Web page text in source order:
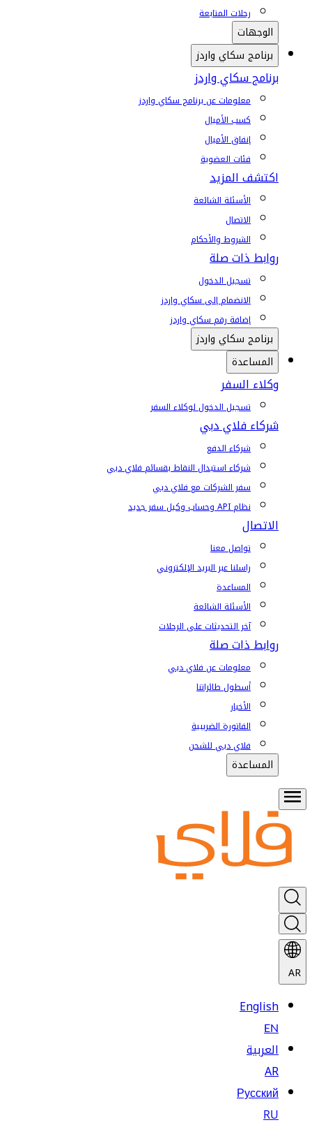
رحلات المتابعة
الوجهات
برنامج سكاي واردز
برنامج سكاي واردز
معلومات عن برنامج سكاي واردز
كسب الأميال
إنفاق الأميال
فئات العضوية
اكتشف المزيد
الأسئلة الشائعة
الاتصال
الشروط والأحكام
روابط ذات صلة
تسجيل الدخول
الانضمام إلى سكاي واردز
إضافة رقم سكاي واردز
برنامج سكاي واردز
المساعدة
وكلاء السفر
تسجيل الدخول لوكلاء السفر
شركاء فلاي دبي
شركاء الدفع
شركاء استبدال النقاط بقسائم فلاي دبي
سفر الشركات مع فلاي دبي
نظام API وحساب وكيل سفر جديد
الاتصال
تواصل معنا
راسلنا عبر البريد الإلكتروني
المساعدة
الأسئلة الشائعة
آخر التحديثات على الرحلات
روابط ذات صلة
معلومات عن فلاي دبي
أسطول طائراتنا
الأخبار
الفاتورة الضريبية
فلاي دبي للشحن
المساعدة
AR
English
EN
العربية
AR
Русский
RU